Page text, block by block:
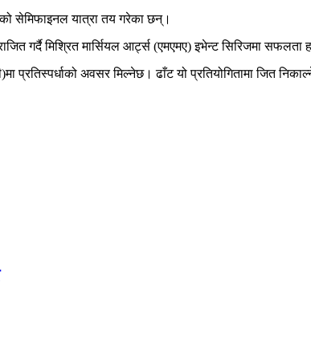
सेमिफाइनल यात्रा तय गरेका छन्।
गर्दै मिश्रित मार्सियल आर्ट्स (एमएमए) इभेन्ट सिरिजमा सफलता
प्रतिस्पर्धाको अवसर मिल्नेछ। ढाँट यो प्रतियोगितामा जित